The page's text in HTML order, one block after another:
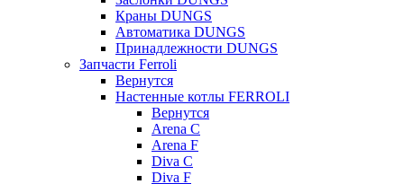
Краны DUNGS
Автоматика DUNGS
Принадлежности DUNGS
Запчасти Ferroli
Вернутся
Настенные котлы FERROLI
Вернутся
Arena C
Arena F
Diva C
Diva F